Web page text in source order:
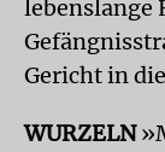
lebenslange
Gericht in
WURZELN